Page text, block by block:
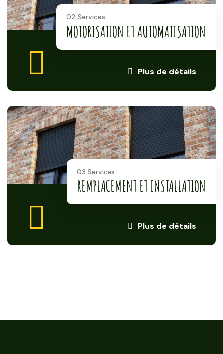
Plus de détails
02 Services
MOTORISATION ET AUTOMATISATION
Plus de détails
03 Services
REMPLACEMENT ET INSTALLATION